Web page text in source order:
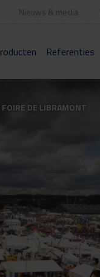
Nieuws & media
Referenties
DE LIBRAMONT